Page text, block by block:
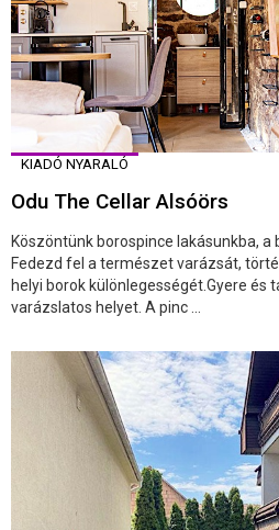
KIADÓ NYARALÓ
Odu The Cellar Alsóörs
Köszöntünk borospince lakásunkba, a
Fedezd fel a természet varázsát,
helyi borok különlegességét.Gyere és
varázslatos helyet. A pinc ...